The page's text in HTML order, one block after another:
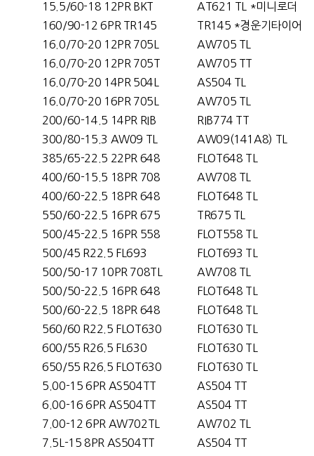
15.5/60-18 12PR BKT
AT621 TL *미니로더
160/90-12 6PR TR145
TR145 *경운기타이어
16.0/70-20 12PR 705L
AW705 TL
16.0/70-20 12PR 705T
AW705 TT
16.0/70-20 14PR 504L
AS504 TL
16.0/70-20 16PR 705L
AW705 TL
200/60-14.5 14PR RIB
RIB774 TT
300/80-15.3 AW09 TL
AW09(141A8) TL
385/65-22.5 22PR 648
FLOT648 TL
400/60-15.5 18PR 708
AW708 TL
400/60-22.5 18PR 648
FLOT648 TL
550/60-22.5 16PR 675
TR675 TL
500/45-22.5 16PR 558
FLOT558 TL
500/45 R22.5 FL693
FLOT693 TL
500/50-17 10PR 708TL
AW708 TL
500/50-22.5 16PR 648
FLOT648 TL
500/60-22.5 18PR 648
FLOT648 TL
560/60 R22.5 FLOT630
FLOT630 TL
600/55 R26.5 FL630
FLOT630 TL
650/55 R26.5 FLOT630
FLOT630 TL
5.00-15 6PR AS504TT
AS504 TT
6.00-16 6PR AS504TT
AS504 TT
7.00-12 6PR AW702TL
AW702 TL
7.5L-15 8PR AS504TT
AS504 TT